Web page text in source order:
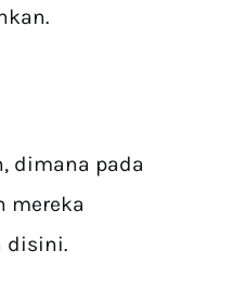
dimana pada
mereka
disini.